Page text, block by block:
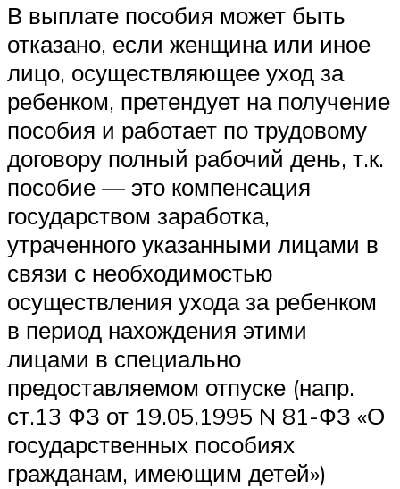
В выплате пособия может быть
отказано, если женщина или иное
лицо, осуществляющее уход за
ребенком, претендует на получение
пособия и работает по трудовому
договору полный рабочий день, т.к.
пособие — это компенсация
государством заработка,
утраченного указанными лицами в
связи с необходимостью
осуществления ухода за ребенком
в период нахождения этими
лицами в специально
предоставляемом отпуске (напр.
ст.13 ФЗ от 19.05.1995 N 81-ФЗ «О
государственных пособиях
гражданам, имеющим детей»)